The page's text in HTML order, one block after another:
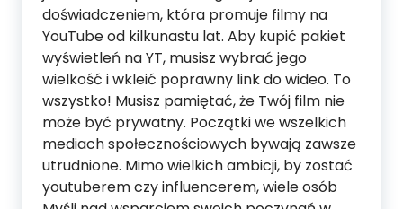
doświadczeniem, która promuje filmy na
YouTube od kilkunastu lat. Aby kupić pakiet
wyświetleń na YT, musisz wybrać jego
wielkość i wkleić poprawny link do wideo. To
wszystko! Musisz pamiętać, że Twój film nie
może być prywatny. Początki we wszelkich
mediach społecznościowych bywają zawsze
utrudnione. Mimo wielkich ambicji, by zostać
youtuberem czy influencerem, wiele osób